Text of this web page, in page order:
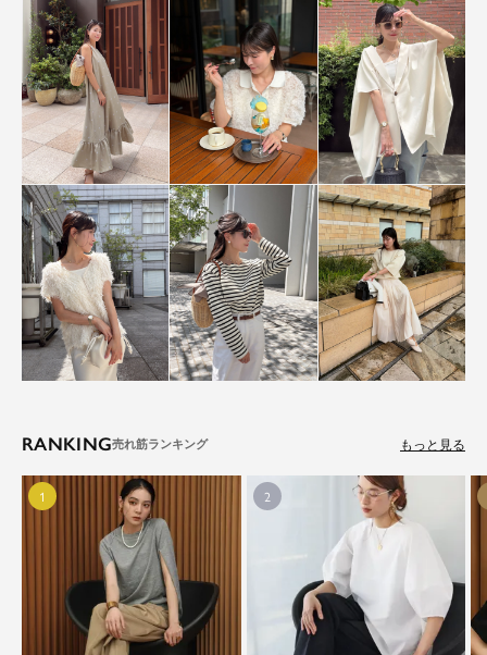
RANKING もっと見る